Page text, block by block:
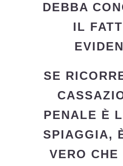
DEBBA
IL
SE
PENALE È
SPIAGGIA,
VERO CHE